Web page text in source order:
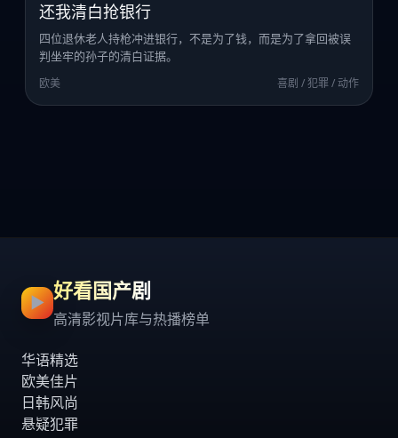
还我清白抢银行
四位退休老人持枪冲进银行，不是为了钱，而是为了拿回被误
判坐牢的孙子的清白证据。
欧美 喜剧 / 犯罪 / 动作
▶ 好看国产剧
高清影视片库与热播榜单
华语精选
欧美佳片
日韩风尚
悬疑犯罪